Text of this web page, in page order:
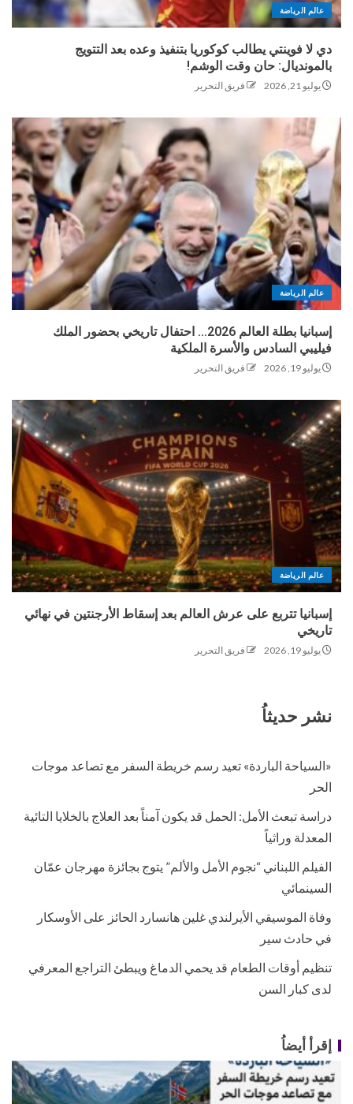
عالم الرياضة
دي لا فوينتي يطالب كوكوريا بتنفيذ وعده بعد التتويج
بالمونديال: حان وقت الوشم!
يوليو 21, 2026 فريق التحرير
عالم الرياضة
إسبانيا بطلة العالم 2026… احتفال تاريخي بحضور الملك
فيليبي السادس والأسرة الملكية
يوليو 19, 2026 فريق التحرير
عالم الرياضة
إسبانيا تتربع على عرش العالم بعد إسقاط الأرجنتين في نهائي
تاريخي
يوليو 19, 2026 فريق التحرير
نشر حديثاُ
«السياحة الباردة» تعيد رسم خريطة السفر مع تصاعد موجات
الحر
دراسة تبعث الأمل: الحمل قد يكون آمناً بعد العلاج بالخلايا التائية
المعدلة وراثياً
الفيلم اللبناني “نجوم الأمل والألم” يتوج بجائزة مهرجان عمّان
السينمائي
وفاة الموسيقي الأيرلندي غلين هانسارد الحائز على الأوسكار
في حادث سير
تنظيم أوقات الطعام قد يحمي الدماغ ويبطئ التراجع المعرفي
لدى كبار السن
إقرأ أيضاُ